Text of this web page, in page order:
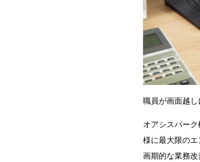
職員が画面越し
オアシスパー
様に最大限の
画期的な業務改